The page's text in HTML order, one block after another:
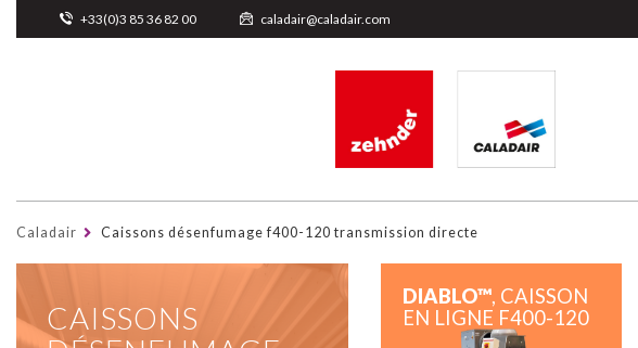
+33(0)3 85 36 82 00 caladair@caladair.com
Caladair Caissons désenfumage f400-120 transmission directe
CAISSONS
DIABLO™, CAISSON
EN LIGNE F400-120
Cookies management panel